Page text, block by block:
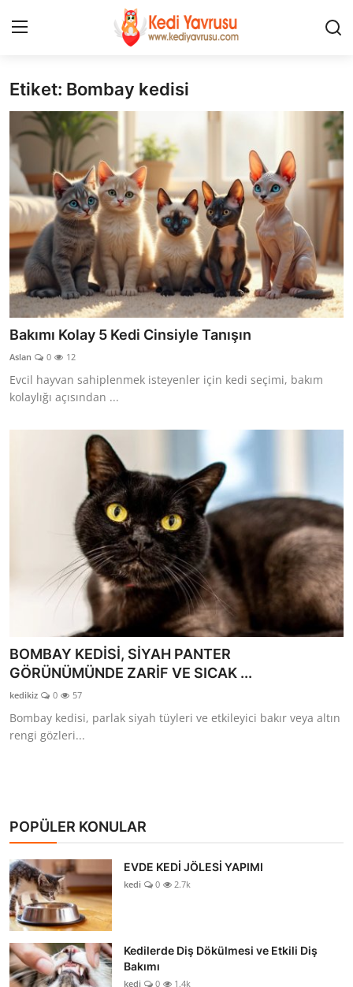
Giriş Kayıt Ol
İLETİŞİM
HAKKIMIZDA
REKLAM
KEDİ CİNSLERİ
KEDİPEDİA
KEDİ BAKIMI
KEDİ DÜNYASI
KEDİ MAMASI
VETERİNERLER
Etiket: Bombay kedisi
Bakımı Kolay 5 Kedi Cinsiyle Tanışın
Aslan 0 12
Evcil hayvan sahiplenmek isteyenler için kedi seçimi, bakım
kolaylığı açısından ...
BOMBAY KEDİSİ, SİYAH PANTER
GÖRÜNÜMÜNDE ZARİF VE SICAK ...
kedikiz 0 57
Bombay kedisi, parlak siyah tüyleri ve etkileyici bakır veya altın
rengi gözleri...
POPÜLER KONULAR
EVDE KEDİ JÖLESİ YAPIMI
kedi 0 2.7k
Kedilerde Diş Dökülmesi ve Etkili Diş
Bakımı
kedi 0 1.4k